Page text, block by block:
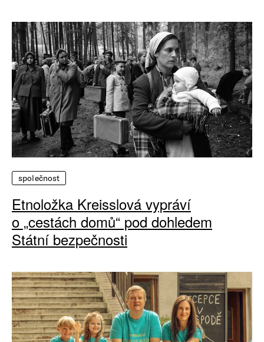
společnost
Etnoložka Kreisslová vypráví
o „cestách domů“ pod dohledem
Státní bezpečnosti